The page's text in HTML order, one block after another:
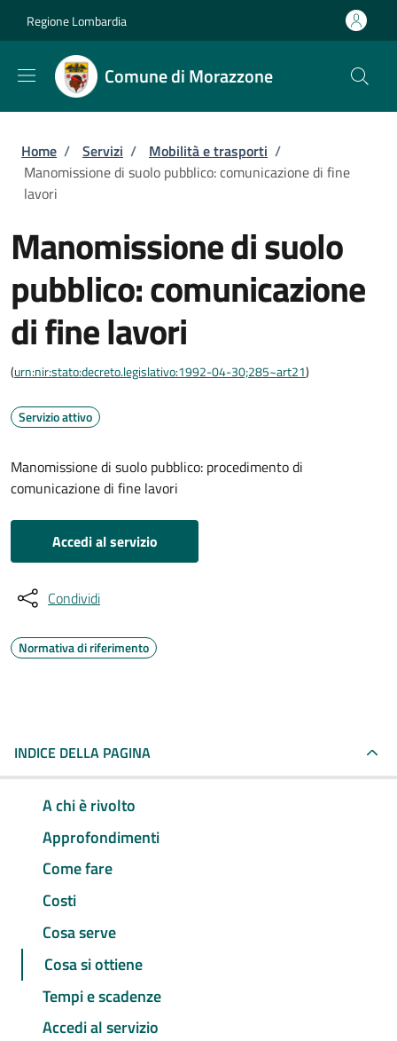
Regione Lombardia
Comune di Morazzone
Briciole di pane
Home / Servizi / Mobilità e trasporti /
Manomissione di suolo pubblico: comunicazione di fine
lavori
Manomissione di suolo
pubblico: comunicazione
di fine lavori
(urn:nir:stato:decreto.legislativo:1992-04-30;285~art21)
Servizio attivo
Manomissione di suolo pubblico: procedimento di
comunicazione di fine lavori
Accedi al servizio
Condividi
Normativa di riferimento
INDICE DELLA PAGINA
A chi è rivolto
Approfondimenti
Come fare
Costi
Cosa serve
Cosa si ottiene
Tempi e scadenze
Accedi al servizio